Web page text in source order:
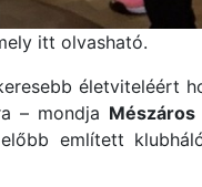
itt olvasható.
életviteléért
– mondja Mészáros
említett